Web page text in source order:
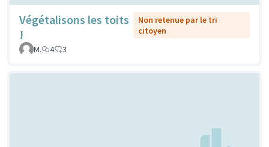
Végétalisons les toits
!
Non retenue par le tri
citoyen
M.
4 3